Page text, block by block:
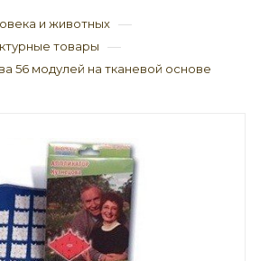
и животных —
товары —
56 модулей на тканевой основе